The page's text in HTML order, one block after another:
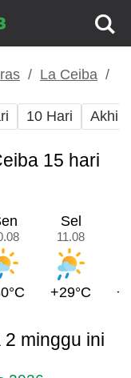
La Ceiba
10 Hari Akhir
15 hari
Sel
11.08
+29°C
minggu ini